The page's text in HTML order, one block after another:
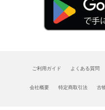
ご利用ガイド よくある質問
会社概要 特定商取引法 古